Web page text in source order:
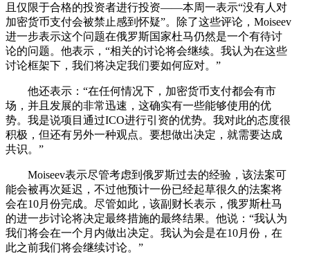
且仅限于合格的投资者进行投资——本周一表示“没有人对
加密货币支付会被禁止感到怀疑”。除了这些评论，Moiseev
进一步表示这个问题在俄罗斯国家杜马仍然是一个有待讨
论的问题。他表示，“相关的讨论将会继续。我认为在这些
讨论框架下，我们将决定我们要如何应对。”
他还表示：“在任何情况下，加密货币支付都会有市
场，并且发展的非常迅速，这确实有一些能够使用的优
势。我是说项目通过ICO进行引资的优势。我对此的态度很
积极，但还有另外一种观点。要想做出决定，就需要达成
共识。”
Moiseev表示尽管考虑到俄罗斯过去的经验，该法案可
能会被再次延迟，不过他预计一份已经起草很久的法案将
会在10月份完成。尽管如此，该副财长表示，俄罗斯杜马
的进一步讨论将决定最终措施的最终结果。他说：“我认为
我们将会在一个月内做出决定。我认为会是在10月份，在
此之前我们将会继续讨论。”